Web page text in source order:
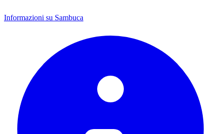
Informazioni su Sambuca